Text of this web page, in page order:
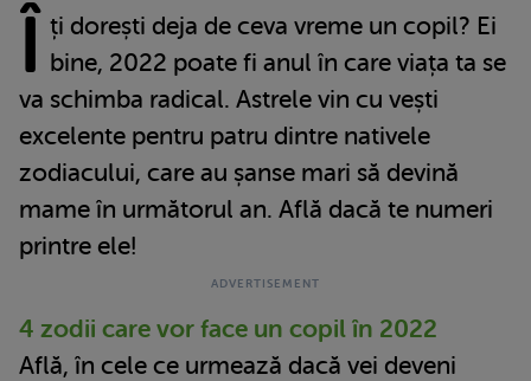
Î ți dorești deja de ceva vreme un copil? Ei
bine, 2022 poate fi anul în care viața ta se
va schimba radical. Astrele vin cu vești
excelente pentru patru dintre nativele
zodiacului, care au șanse mari să devină
mame în următorul an. Află dacă te numeri
printre ele!
4 zodii care vor face un copil în 2022
Află, în cele ce urmează dacă vei deveni